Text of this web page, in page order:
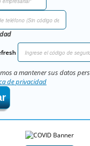
a mantener sus datos
de privacidad